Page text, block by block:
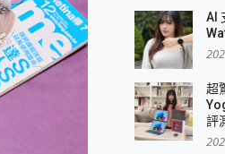
的行動電源 開箱 評測
紀錄生活就是這麼簡單
鍋
嗎?
低 NT$0 起
AI
超
評